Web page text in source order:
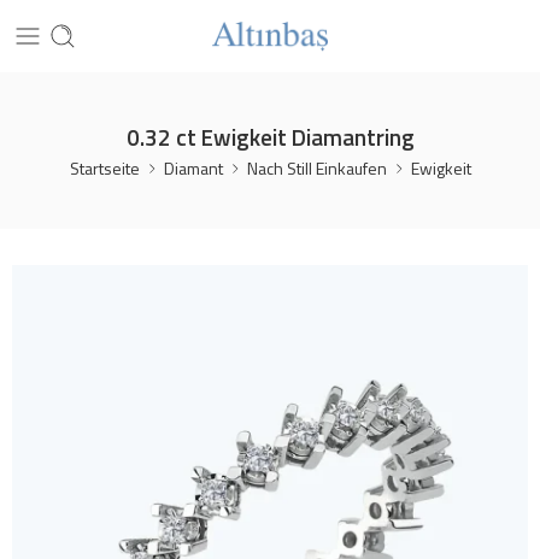
0.32 ct Ewigkeit Diamantring
Startseite Diamant Nach Still Einkaufen Ewigkeit